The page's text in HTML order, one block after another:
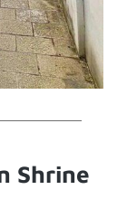
Shrine